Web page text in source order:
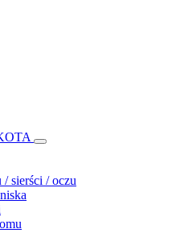
sierści / oczu